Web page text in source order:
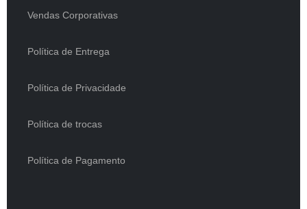
Vendas Corporativas
Política de Entrega
Política de Privacidade
Política de trocas
Política de Pagamento